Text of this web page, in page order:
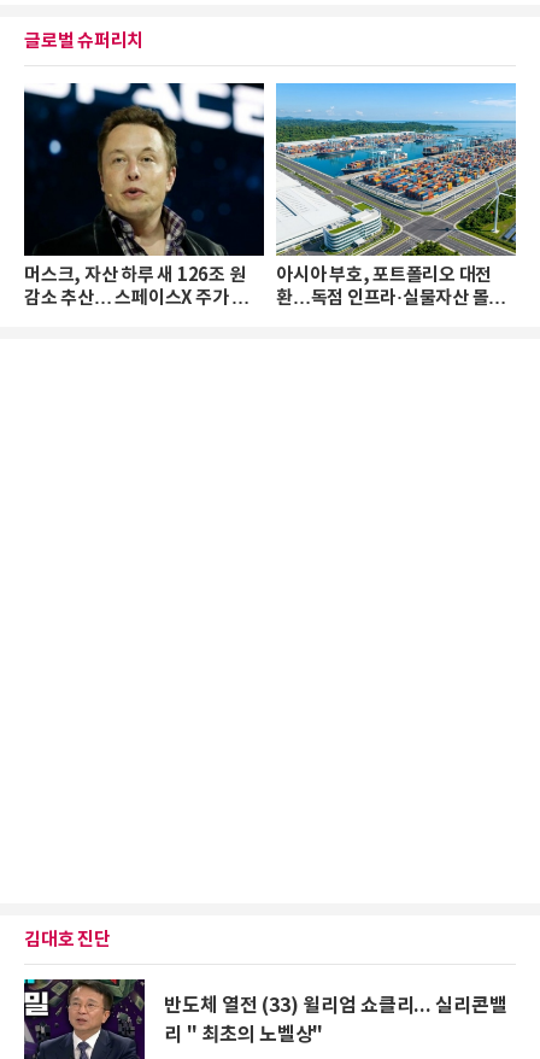
글로벌 슈퍼리치
머스크, 자산 하루 새 126조 원
감소 추산… 스페이스X 주가 하
아시아 부호, 포트폴리오 대전
환…독점 인프라·실물자산 몰린
김대호 진단
반도체 열전 (33) 윌리엄 쇼클리... 실리콘밸
리 " 최초의 노벨상"